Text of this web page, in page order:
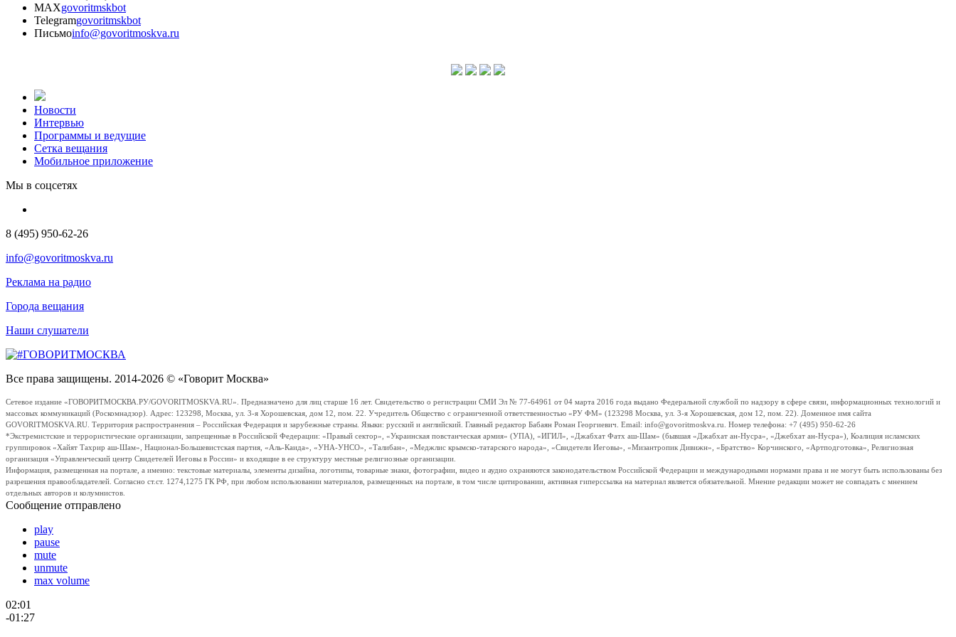
MAXgovoritmskbot
Telegramgovoritmskbot
Письмоinfo@govoritmoskva.ru
Новости
Интервью
Программы и ведущие
Сетка вещания
Мобильное приложение
Мы в соцсетях
8 (495) 950-62-26
info@govoritmoskva.ru
Реклама на радио
Города вещания
Наши слушатели
Все права защищены. 2014-2026 © «Говорит Москва»
Сетевое издание «ГОВОРИТМОСКВА.РУ/GOVORITMOSKVA.RU». Предназначено для лиц старше 16 лет. Свидетельство о регистрации СМИ Эл № 77-64961 от 04 марта 2016 года выдано Федеральной службой по надзору в сфере связи, информационных технологий и
массовых коммуникаций (Роскомнадзор). Адрес: 123298, Москва, ул. 3-я Хорошевская, дом 12, пом. 22. Учредитель Общество с ограниченной ответственностью «РУ ФМ» (123298 Москва, ул. 3-я Хорошевская, дом 12, пом. 22). Доменное имя сайта
GOVORITMOSKVA.RU. Территория распространения – Российская Федерация и зарубежные страны. Языки: русский и английский. Главный редактор Бабаян Роман Георгиевич. Email: info@govoritmoskva.ru. Номер телефона: +7 (495) 950-62-26
*Экстремистские и террористические организации, запрещенные в Российской Федерации: «Правый сектор», «Украинская повстанческая армия» (УПА), «ИГИЛ», «Джабхат Фатх аш-Шам» (бывшая «Джабхат ан-Нусра», «Джебхат ан-Нусра»), Коалиция исламских
группировок «Хайят Тахрир аш-Шам», Национал-Большевистская партия, «Аль-Каида», «УНА-УНСО», «Талибан», «Меджлис крымско-татарского народа», «Свидетели Иеговы», «Мизантропик Дивижн», «Братство» Корчинского, «Артподготовка», Религиозная
организация «Управленческий центр Свидетелей Иеговы в России» и входящие в ее структуру местные религиозные организации.
Информация, размещенная на портале, а именно: текстовые материалы, элементы дизайна, логотипы, товарные знаки, фотографии, видео и аудио охраняются законодательством Российской Федерации и международными нормами права и не могут быть использованы без
разрешения правообладателей. Согласно ст.ст. 1274,1275 ГК РФ, при любом использовании материалов, размещенных на портале, в том числе цитировании, активная гиперссылка на материал является обязательной. Мнение редакции может не совпадать с мнением
отдельных авторов и колумнистов.
Сообщение отправлено
play
pause
mute
unmute
max volume
02:01
-01:27